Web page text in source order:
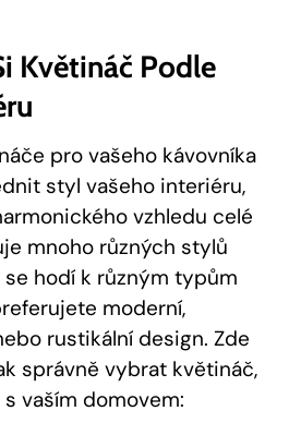
Květináč Podle
pro vašeho kávovníka
styl vašeho interiéru,
vzhledu celé
mnoho různých stylů
hodí k různým typům
moderní,
rustikální design. Zde
správně vybrat květináč,
vaším domovem: